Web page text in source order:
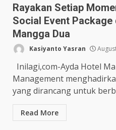
Rayakan Setiap
Social Event Package
Mangga Dua
Kasiyanto Yasran
Inilagi,com-Ayda Hotel
Management
yang dirancang untuk
Read More